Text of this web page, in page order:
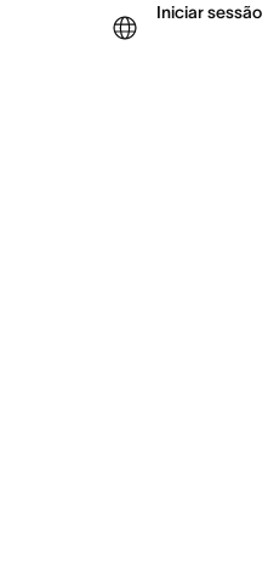
Iniciar sessão